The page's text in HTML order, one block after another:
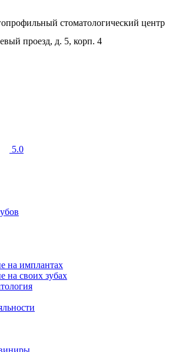
стоматологический центр
проезд, д. 5, корп. 4
5.0
на имплантах
на своих зубах